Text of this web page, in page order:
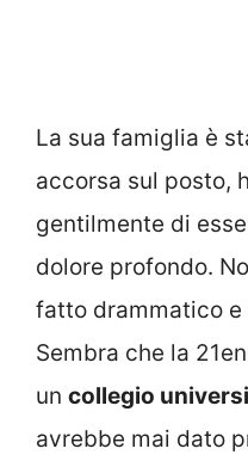
La sua famiglia è
accorsa sul posto,
gentilmente di
dolore profondo.
fatto drammatico e
Sembra che la
un collegio
avrebbe mai dato